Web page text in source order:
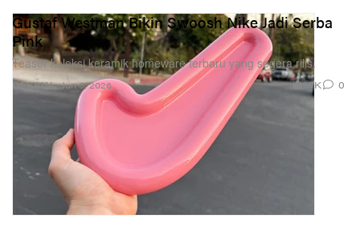
DESAIN
Gustaf Westman Bikin Swoosh Nike Jadi Serba
Pink
Teaser koleksi keramik homeware terbaru yang segera rilis.
Jun 5, 2026 1.7K 0